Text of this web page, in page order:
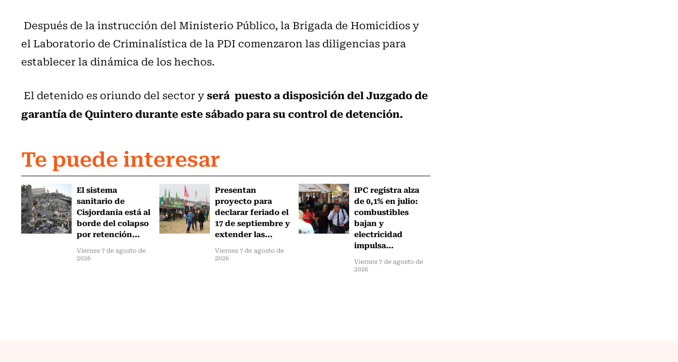
Después de la instrucción del Ministerio Público, la Brigada de Homicidios y
el Laboratorio de Criminalística de la PDI comenzaron las diligencias para
establecer la dinámica de los hechos.
El detenido es oriundo del sector yserá puesto a disposición del Juzgado de
garantía de Quintero durante este sábado para su control de detención.
Te puede interesar
El sistema
sanitario de
Cisjordania está al
borde del colapso
por retención...
Viernes 7 de agosto de
2026
Presentan
proyecto para
declarar feriado el
17 de septiembre y
extender las...
Viernes 7 de agosto de
2026
IPC registra alza
de 0,1% en julio:
combustibles
bajan y
electricidad
impulsa...
Viernes 7 de agosto de
2026